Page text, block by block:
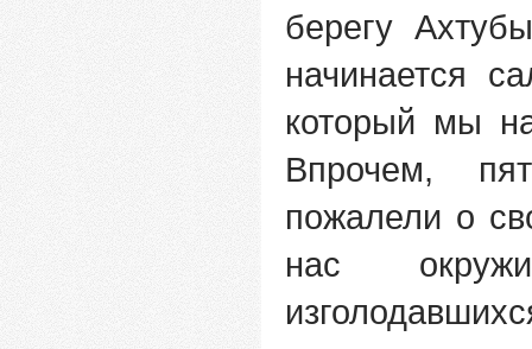
берегу
начинается
который мы
Впрочем,
пожалели о
нас